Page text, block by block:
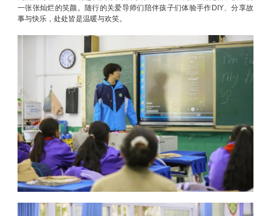
一张张灿烂的笑颜。随行的关爱导师们陪伴孩子们体验手作DIY、分享故
事与快乐，处处皆是温暖与欢笑。